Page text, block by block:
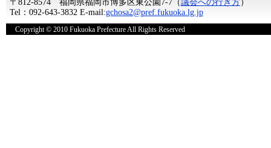
Tel：092-643-3832 E-mail:gchosa2@pref.fukuoka.lg.jp
Copyright © 2010 Fukuoka Prefecture All Rights Reserved